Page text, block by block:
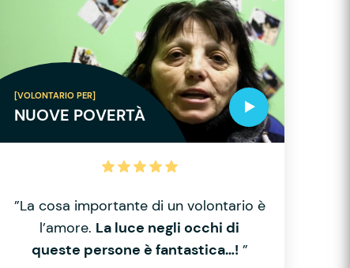
[VOLONTARIO PER]
NUOVE POVERTÀ
”La cosa importante di un volontario è
l’amore. La luce negli occhi di
queste persone è fantastica…! ”